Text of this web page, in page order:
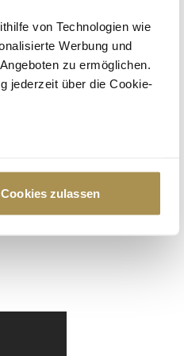
von Technologien wie
Werbung und
zu ermöglichen.
jederzeit über die Cookie-
Präferenzen im
Cookies zulassen